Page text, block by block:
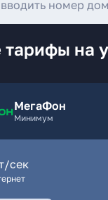
на
МегаФон
Минимум
сек